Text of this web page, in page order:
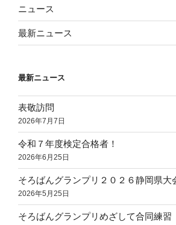
ニュース
最新ニュース
最新ニュース
表敬訪問
2026年7月7日
令和７年度検定合格者！
2026年6月25日
そろばんグランプリ２０２６静岡県大
2026年5月25日
そろばんグランプリめざして合同練習